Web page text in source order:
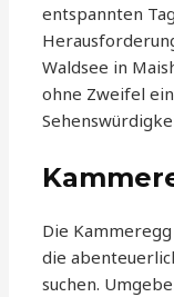
entspannten
Waldsee in
ohne Zweifel
Die
die
suchen.